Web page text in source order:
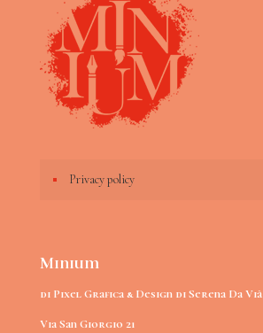
Privacy policy
Minium
di Pixel Grafica & Design di Serena Da Vià
Via San Giorgio 21